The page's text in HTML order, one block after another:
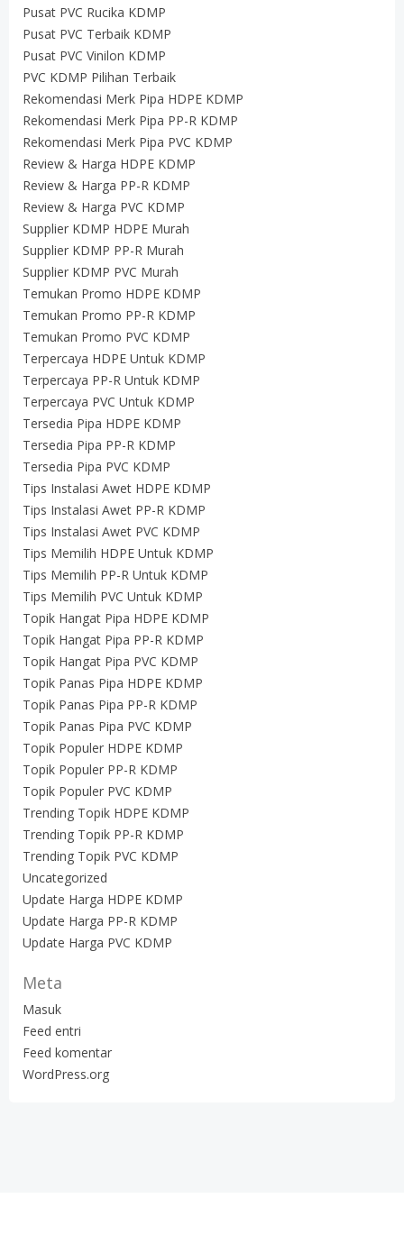
Pusat PVC Rucika KDMP
Pusat PVC Terbaik KDMP
Pusat PVC Vinilon KDMP
PVC KDMP Pilihan Terbaik
Rekomendasi Merk Pipa HDPE KDMP
Rekomendasi Merk Pipa PP-R KDMP
Rekomendasi Merk Pipa PVC KDMP
Review & Harga HDPE KDMP
Review & Harga PP-R KDMP
Review & Harga PVC KDMP
Supplier KDMP HDPE Murah
Supplier KDMP PP-R Murah
Supplier KDMP PVC Murah
Temukan Promo HDPE KDMP
Temukan Promo PP-R KDMP
Temukan Promo PVC KDMP
Terpercaya HDPE Untuk KDMP
Terpercaya PP-R Untuk KDMP
Terpercaya PVC Untuk KDMP
Tersedia Pipa HDPE KDMP
Tersedia Pipa PP-R KDMP
Tersedia Pipa PVC KDMP
Tips Instalasi Awet HDPE KDMP
Tips Instalasi Awet PP-R KDMP
Tips Instalasi Awet PVC KDMP
Tips Memilih HDPE Untuk KDMP
Tips Memilih PP-R Untuk KDMP
Tips Memilih PVC Untuk KDMP
Topik Hangat Pipa HDPE KDMP
Topik Hangat Pipa PP-R KDMP
Topik Hangat Pipa PVC KDMP
Topik Panas Pipa HDPE KDMP
Topik Panas Pipa PP-R KDMP
Topik Panas Pipa PVC KDMP
Topik Populer HDPE KDMP
Topik Populer PP-R KDMP
Topik Populer PVC KDMP
Trending Topik HDPE KDMP
Trending Topik PP-R KDMP
Trending Topik PVC KDMP
Uncategorized
Update Harga HDPE KDMP
Update Harga PP-R KDMP
Update Harga PVC KDMP
Meta
Masuk
Feed entri
Feed komentar
WordPress.org